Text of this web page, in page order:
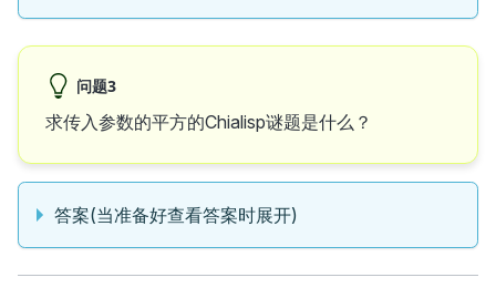
问题3
求传入参数的平方的Chialisp谜题是什么？
答案(当准备好查看答案时展开)